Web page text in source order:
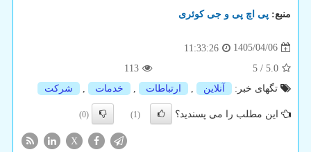
منبع: پی اچ پی و جی كوئری
1405/04/06
11:33:26
5.0
/
5
113
تگهای خبر:
آنلاین , ارتباطات , خدمات , شركت
این مطلب را می پسندید؟ (1)
(0)
X